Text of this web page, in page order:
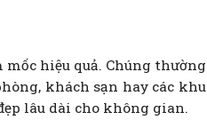
hiệu quả. Chúng thường
khách sạn hay các khu
lâu dài cho không gian.